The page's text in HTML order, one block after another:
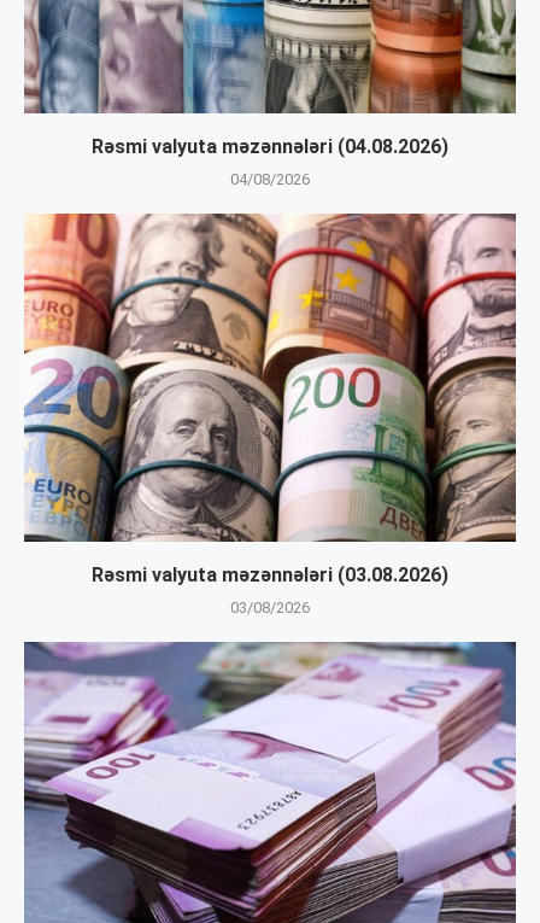
Rəsmi valyuta məzənnələri (04.08.2026)
04/08/2026
Rəsmi valyuta məzənnələri (03.08.2026)
03/08/2026